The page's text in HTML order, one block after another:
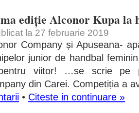
ediție Alconor Kupa la
la 27 februarie 2019
Company și Apuseana-
junior de handbal
viitor! …se scrie pe
din Carei. Competiția a
• Citeste in continuare »